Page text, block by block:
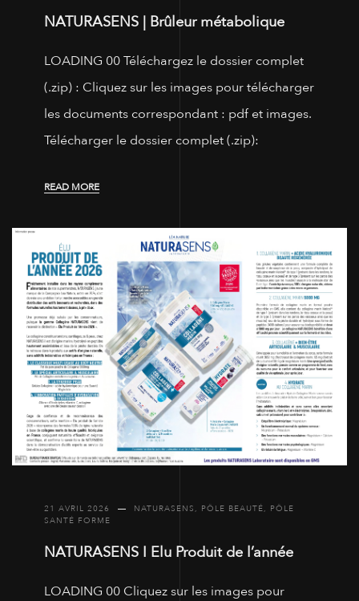
NATURASENS | Brûleur métabolique
LOADING 00 Téléchargez le dossier complet
(.zip) : Cliquez sur les images pour télécharger
les documents correspondant : pdf et images.
Télécharger le dossier complet (.zip):
READ MORE
21 AVRIL 2026 NATURASENS, PÔLE BEAUTÉ, PÔLE
SANTÉ FORME
NATURASENS I Elu Produit de l’année
LOADING 00 Cliquez sur les images pour